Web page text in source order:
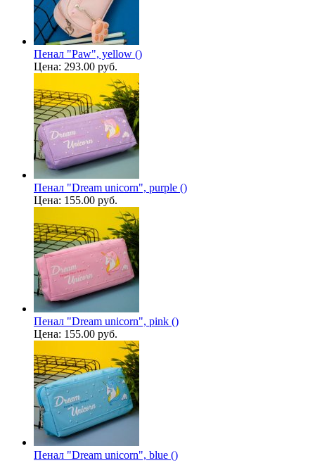
Пенал "Paw", yellow ()
Цена: 293.00 руб.
Пенал "Dream unicorn", purple ()
Цена: 155.00 руб.
Пенал "Dream unicorn", pink ()
Цена: 155.00 руб.
Пенал "Dream unicorn", blue ()